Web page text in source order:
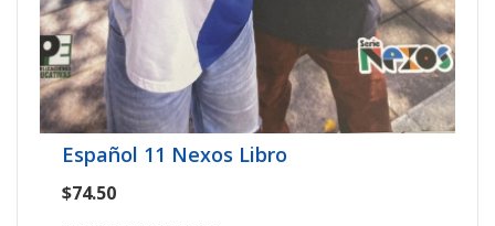
Español 11 Nexos Libro
$74.50